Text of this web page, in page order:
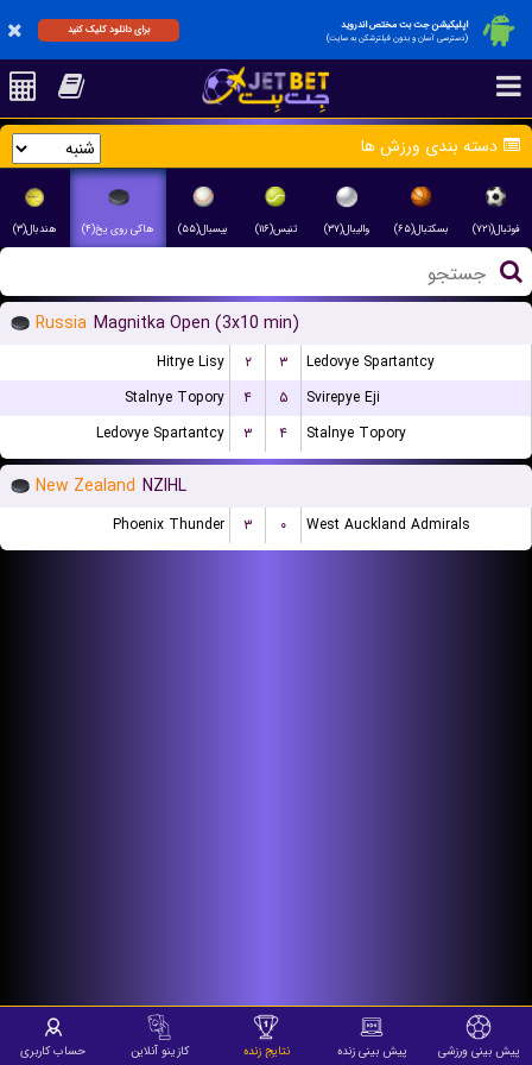
اپلیکیشن جت بت مختص اندروید
(دسترسی آسان و بدون فیلترشکن به سایت)
برای دانلود کلیک کنید
دسته بندی ورزش ها
فوتبال(۷۲۱) بسکتبال(۶۵) والیبال(۳۷) تنیس(۱۱۶) بیسبال(۵۵) هاکی روی یخ(۴) هندبال(۳)
Russia Magnitka Open (3x10 min)
Hitrye Lisy ۲ ۳
Ledovye Spartantcy
Stalnye Topory
۴ ۵
Svirepye Eji
Ledovye Spartantcy
۳ ۴ Stalnye Topory
New Zealand NZIHL
Phoenix Thunder ۳ ۰ West Auckland Admirals
پیش بینی ورزشی پیش بینی زنده نتایج زنده کازینو آنلاین حساب کاربری